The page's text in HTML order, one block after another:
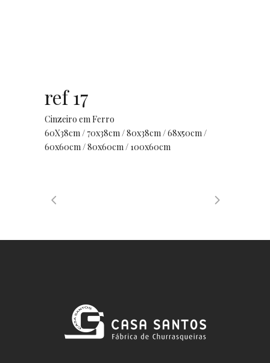
ref 17
Cinzeiro em Ferro
60X38cm / 70x38cm / 80x38cm / 68x50cm /
60x60cm / 80x60cm / 100x60cm